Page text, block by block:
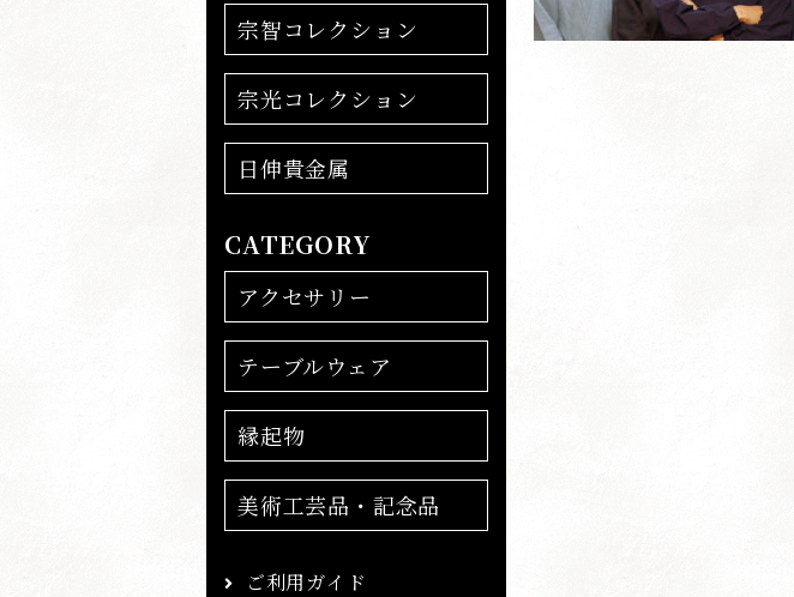
宗智コレクション
宗光コレクション
日伸貴金属
CATEGORY
アクセサリー
テーブルウェア
縁起物
美術工芸品・記念品
ご利用ガイド